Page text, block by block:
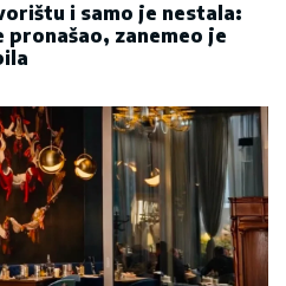
i samo je nestala:
pronašao, zanemeo je